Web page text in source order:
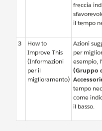
freccia
il tempo
3
How to
Improve This
(Informazioni
per il
miglioramento)
Azioni
per
esempio,
(Gruppo
tempo
come
il basso.